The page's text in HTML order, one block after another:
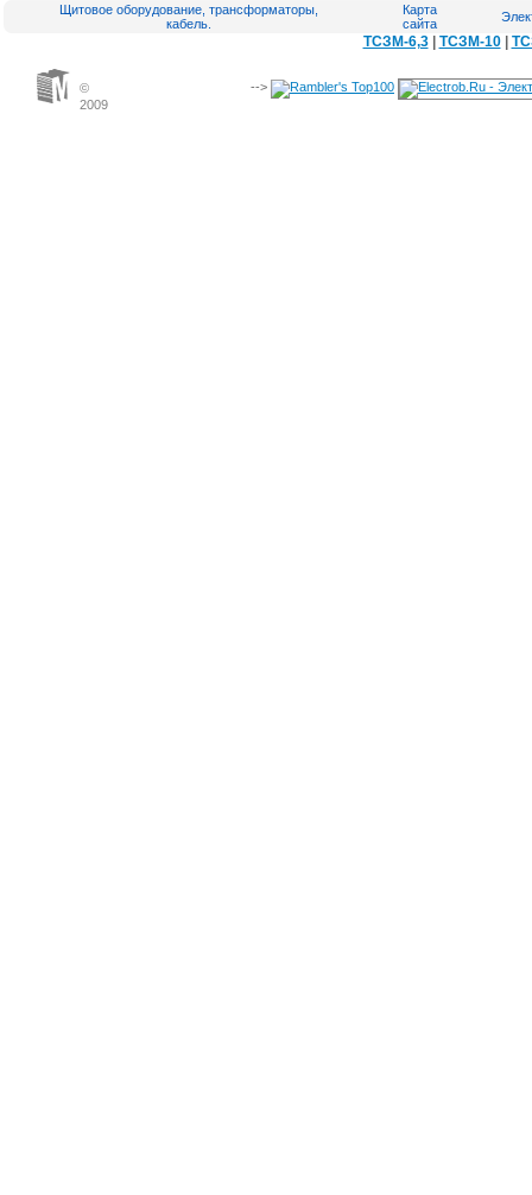
Щитовое оборудование, трансформаторы,
кабель.
Карта
сайта
ТСЗМ-6,3 ТСЗМ-10|
©
2009
-->